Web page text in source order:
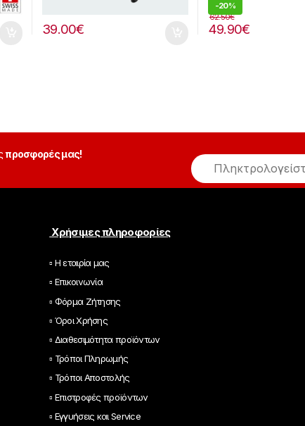
39.00€
-20%
49.90€
62.50€
προσφορές μας!
E
m
a
Χρήσιμες πληροφορίες
▫ Η εταιρία μας
▫ Επικοινωνία
▫ Φόρμα Ζήτησης
▫ Όροι Χρήσης
▫ Διαθεσιμότητα προϊόντων
▫ Τρόποι Πληρωμής
▫ Τρόποι Αποστολής
▫ Επιστροφές προϊόντων
▫ Εγγυήσεις και Service